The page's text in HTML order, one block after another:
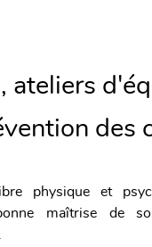
ateliers
des
physique et
maîtrise de